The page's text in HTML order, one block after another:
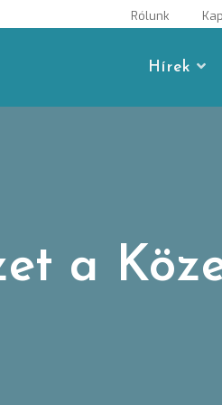
Rólunk
Hírek
a